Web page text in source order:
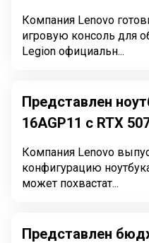
Компания Lenovo
игровую консоль для
Legion официальн...
Представлен
16AGP11 с RTX
Компания Lenovo
конфигурацию
может похвастат...
Представлен